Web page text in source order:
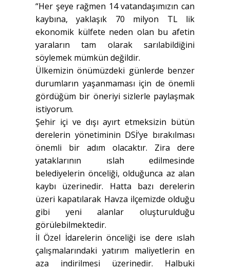
“Her şeye rağmen 14 vatandaşımızın can
kaybına, yaklaşık 70 milyon TL lik
ekonomik külfete neden olan bu afetin
yaraların tam olarak sarılabildiğini
söylemek mümkün değildir.
Ülkemizin önümüzdeki günlerde benzer
durumların yaşanmaması için de önemli
gördüğüm bir öneriyi sizlerle paylaşmak
istiyorum.
Şehir içi ve dışı ayırt etmeksizin bütün
derelerin yönetiminin DSİ’ye bırakılması
önemli bir adım olacaktır. Zira dere
yataklarının ıslah edilmesinde
belediyelerin önceliği, olduğunca az alan
kaybı üzerinedir. Hatta bazı derelerin
üzeri kapatılarak Havza ilçemizde olduğu
gibi yeni alanlar oluşturulduğu
görülebilmektedir.
İl Özel İdarelerin önceliği ise dere ıslah
çalışmalarındaki yatırım maliyetlerin en
aza indirilmesi üzerinedir. Halbuki